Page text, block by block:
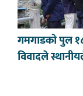
गमगाडको पुल
विवादले